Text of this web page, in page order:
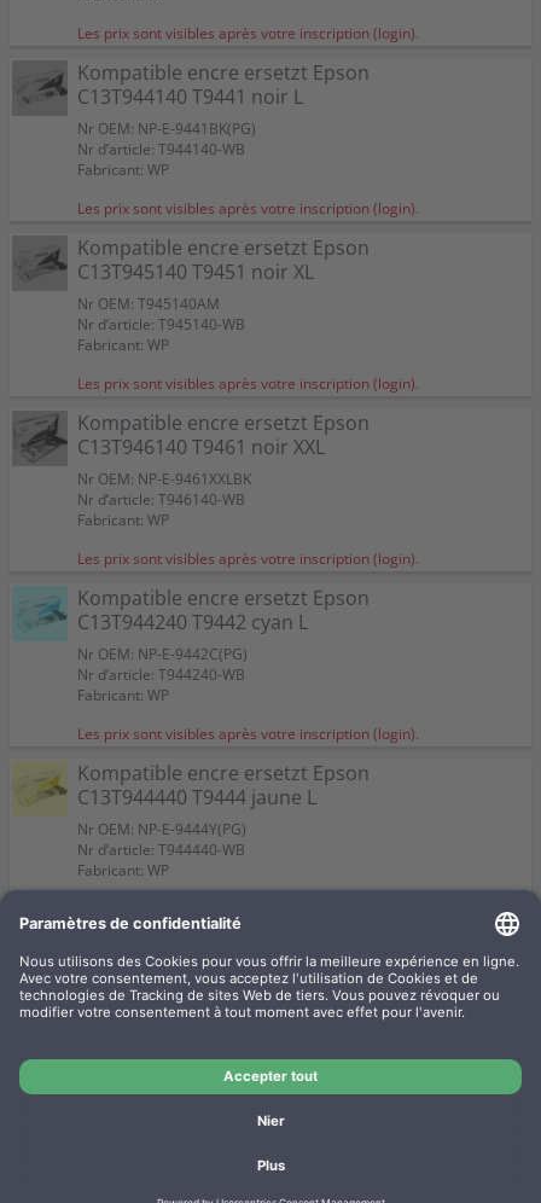
Les prix sont visibles après votre inscription (login).
Kompatible encre ersetzt Epson
C13T944140 T9441 noir L
Nr OEM: NP-E-9441BK(PG)
Nr d’article: T944140-WB
Fabricant: WP
Les prix sont visibles après votre inscription (login).
Kompatible encre ersetzt Epson
C13T945140 T9451 noir XL
Nr OEM: T945140AM
Nr d’article: T945140-WB
Fabricant: WP
Les prix sont visibles après votre inscription (login).
Kompatible encre ersetzt Epson
C13T946140 T9461 noir XXL
Nr OEM: NP-E-9461XXLBK
Nr d’article: T946140-WB
Fabricant: WP
Les prix sont visibles après votre inscription (login).
Kompatible encre ersetzt Epson
C13T944240 T9442 cyan L
Nr OEM: NP-E-9442C(PG)
Nr d’article: T944240-WB
Fabricant: WP
Les prix sont visibles après votre inscription (login).
Kompatible encre ersetzt Epson
C13T944440 T9444 jaune L
Nr OEM: NP-E-9444Y(PG)
Nr d’article: T944440-WB
Fabricant: WP
C13T944340 T9443 magenta L
Nr OEM: NP-E-9443M(PG)
Les prix sont visibles après votre inscription (login).